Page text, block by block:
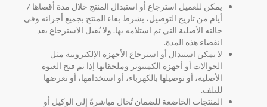
يمكن للعميل استرجاع أو استبدال المنتج خلال مدة أقصاها 7
أيام من تاريخ التوصيل، بشرط بقاء المنتج بجميع أجزائه وفي
حالته الأصلية التي تم استلامه بها. ولا يُقبل الاسترجاع بعد
انقضاء هذه المدة.
لا يمكن استبدال أو استرجاع الأجهزة الإلكترونية مثل
الجوالات أو أجهزة الكمبيوتر وملحقاتها إذا تم فتح العبوة
الأصلية، أو توصيلها بالكهرباء، أو استخدامها، أو تعرضها
للتلف.
المنتجات الخاضعة للضمان تُحال مباشرةً إلى الوكيل أو